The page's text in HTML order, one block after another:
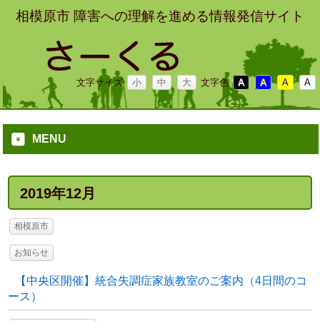
相模原市 障害への理解を進める情報発信サイト
文字サイズ 小 中 大 文字色 A A A A
MENU
2019年12月
相模原市
お知らせ
【中央区開催】統合失調症家族教室のご案内（4日間のコ
ース）